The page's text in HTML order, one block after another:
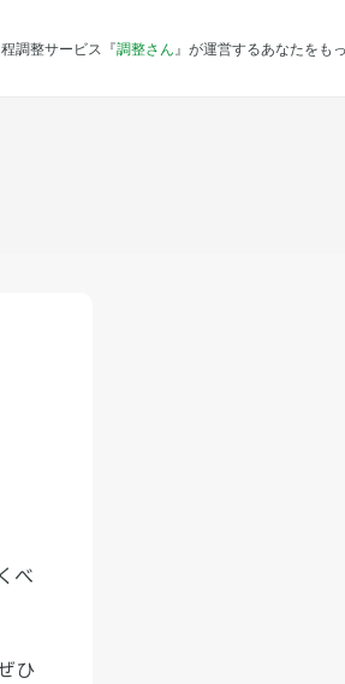
程調整サービス『調整さん 』が運営するあなたをも
べ
ひ